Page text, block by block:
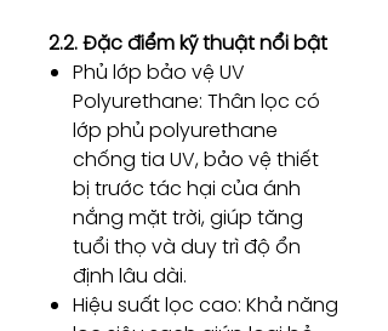
2.2. Đặc điểm kỹ thuật nổi bật
Phủ lớp bảo vệ UV
Polyurethane: Thân lọc có
lớp phủ polyurethane
chống tia UV, bảo vệ thiết
bị trước tác hại của ánh
nắng mặt trời, giúp tăng
tuổi thọ và duy trì độ ổn
định lâu dài.
Hiệu suất lọc cao: Khả năng